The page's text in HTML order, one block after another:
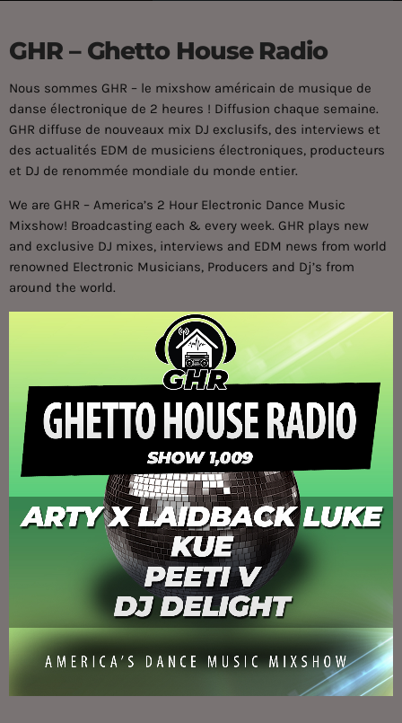
GHR – Ghetto House Radio
Nous sommes GHR – le mixshow américain de musique de
danse électronique de 2 heures ! Diffusion chaque semaine.
GHR diffuse de nouveaux mix DJ exclusifs, des interviews et
des actualités EDM de musiciens électroniques, producteurs
et DJ de renommée mondiale du monde entier.
We are GHR – America’s 2 Hour Electronic Dance Music
Mixshow! Broadcasting each & every week. GHR plays new
and exclusive DJ mixes, interviews and EDM news from world
renowned Electronic Musicians, Producers and Dj’s from
around the world.